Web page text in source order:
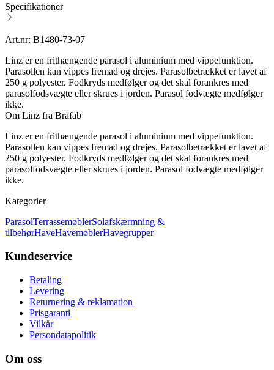
Specifikationer
Art.nr: B1480-73-07
Linz er en frithængende parasol i aluminium med vippefunktion.
Parasollen kan vippes fremad og drejes. Parasolbetrækket er lavet af
250 g polyester. Fodkryds medfølger og det skal forankres med
parasolfodsvægte eller skrues i jorden. Parasol fodvægte medfølger
ikke.
Om Linz fra Brafab
Linz er en frithængende parasol i aluminium med vippefunktion.
Parasollen kan vippes fremad og drejes. Parasolbetrækket er lavet af
250 g polyester. Fodkryds medfølger og det skal forankres med
parasolfodsvægte eller skrues i jorden. Parasol fodvægte medfølger
ikke.
Kategorier
ParasolTerrassemøblerSolafskærmning &
tilbehørHaveHavemøblerHavegrupper
Kundeservice
Betaling
Levering
Returnering & reklamation
Prisgaranti
Vilkår
Persondatapolitik
Om oss